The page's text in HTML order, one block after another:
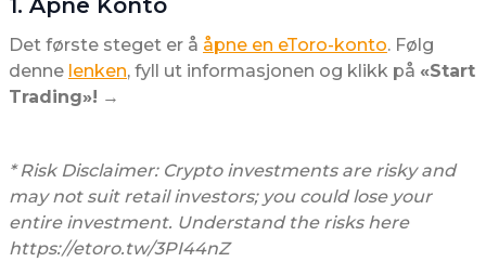
1. Åpne Konto
Det første steget er å åpne en eToro-konto. Følg
denne lenken, fyll ut informasjonen og klikk på «Start
Trading»! →
* Risk Disclaimer: Crypto investments are risky and
may not suit retail investors; you could lose your
entire investment. Understand the risks here
https://etoro.tw/3PI44nZ